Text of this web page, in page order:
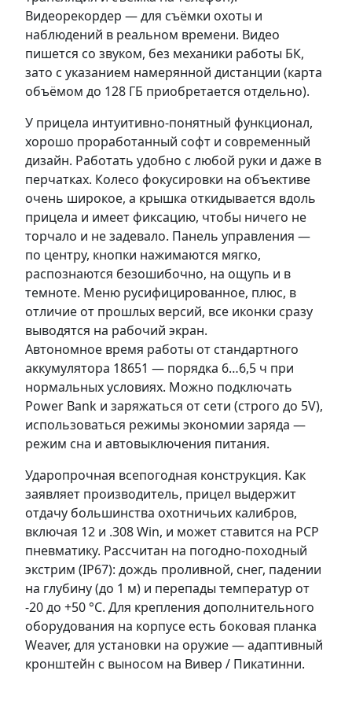
Видеорекордер — для съёмки охоты и
наблюдений в реальном времени. Видео
пишется со звуком, без механики работы БК,
зато с указанием намерянной дистанции (карта
объёмом до 128 ГБ приобретается отдельно).
У прицела интуитивно-понятный функционал,
хорошо проработанный софт и современный
дизайн. Работать удобно с любой руки и даже в
перчатках. Колесо фокусировки на объективе
очень широкое, а крышка откидывается вдоль
прицела и имеет фиксацию, чтобы ничего не
торчало и не задевало. Панель управления —
по центру, кнопки нажимаются мягко,
распознаются безошибочно, на ощупь и в
темноте. Меню русифицированное, плюс, в
отличие от прошлых версий, все иконки сразу
выводятся на рабочий экран.
Автономное время работы от стандартного
аккумулятора 18651 — порядка 6…6,5 ч при
нормальных условиях. Можно подключать
Power Bank и заряжаться от сети (строго до 5V),
использоваться режимы экономии заряда —
режим сна и автовыключения питания.
Ударопрочная всепогодная конструкция. Как
заявляет производитель, прицел выдержит
отдачу большинства охотничьих калибров,
включая 12 и .308 Win, и может ставится на PCP
пневматику. Рассчитан на погодно-походный
экстрим (IP67): дождь проливной, снег, падении
на глубину (до 1 м) и перепады температур от
-20 до +50 °C. Для крепления дополнительного
оборудования на корпусе есть боковая планка
Weaver, для установки на оружие — адаптивный
кронштейн с выносом на Вивер / Пикатинни.